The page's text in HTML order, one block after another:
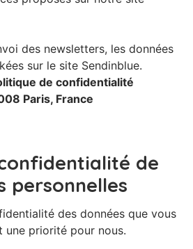
des newsletters, les données
sur le site Sendinblue.
de confidentialité
Paris, France
de
personnelles
des données que vous
une priorité pour nous.